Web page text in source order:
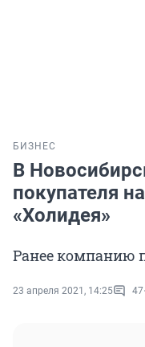
БИЗНЕС
В
покупателя
«Холидея»
Ранее компанию
23 апреля 2021, 14:25 47